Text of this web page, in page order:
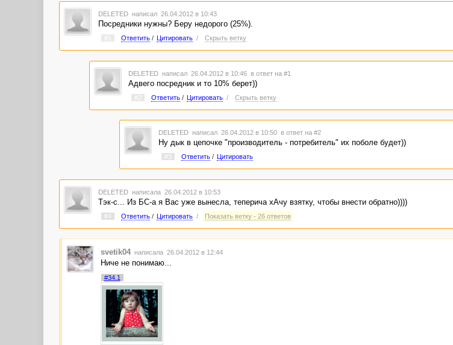
DELETED написал 26.04.2012 в 10:43
Посредники нужны? Беру недорого (25%).
Ответить/ Цитировать / Скрыть ветку
DELETED написал 26.04.2012 в 10:46 в ответ на #1
Адвего посредник и то 10% берет))
#2 Ответить/ Цитировать / Скрыть ветку
DELETED написал 26.04.2012 в 10:50 в ответ на #2
Ну дык в цепочке "производитель - потребитель" их поболе будет))
#3 Ответить/ Цитировать
DELETED написала 26.04.2012 в 10:53
Тэк-с... Из БС-а я Вас уже вынесла, теперича хАчу взятку, чтобы внести обратно))))
#4 Ответить/ Цитировать / Показать ветку - 26 ответов
svetik04 написала 26.04.2012 в 12:44
Ниче не понимаю...
#34.1